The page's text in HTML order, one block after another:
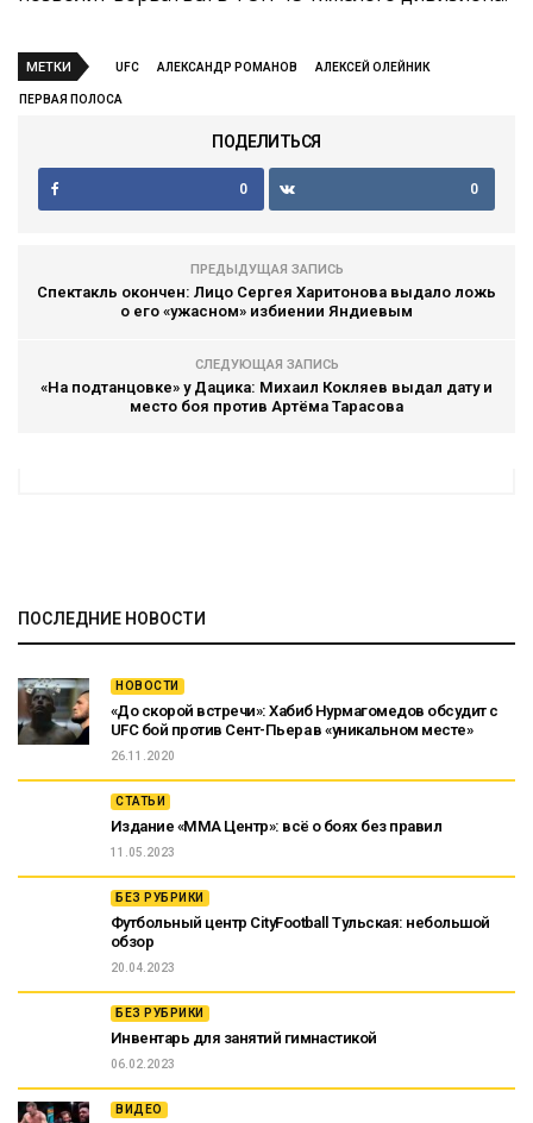
МЕТКИ UFC АЛЕКСАНДР РОМАНОВ АЛЕКСЕЙ ОЛЕЙНИК
ПЕРВАЯ ПОЛОСА
ПОДЕЛИТЬСЯ
0 0
ПРЕДЫДУЩАЯ ЗАПИСЬ
Спектакль окончен: Лицо Сергея Харитонова выдало ложь
о его «ужасном» избиении Яндиевым
СЛЕДУЮЩАЯ ЗАПИСЬ
«На подтанцовке» у Дацика: Михаил Кокляев выдал дату и
место боя против Артёма Тарасова
ПОСЛЕДНИЕ НОВОСТИ
НОВОСТИ
«До скорой встречи»: Хабиб Нурмагомедов обсудит с
UFC бой против Сент-Пьера в «уникальном месте»
26.11.2020
СТАТЬИ
Издание «ММА Центр»: всё о боях без правил
11.05.2023
БЕЗ РУБРИКИ
Футбольный центр CityFootball Тульская: небольшой
обзор
20.04.2023
БЕЗ РУБРИКИ
Инвентарь для занятий гимнастикой
06.02.2023
ВИДЕО